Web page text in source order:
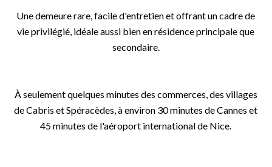
Une demeure rare, facile d'entretien et offrant un cadre de
vie privilégié, idéale aussi bien en résidence principale que
secondaire.
À seulement quelques minutes des commerces, des villages
de Cabris et Spéracèdes, à environ 30 minutes de Cannes et
45 minutes de l'aéroport international de Nice.